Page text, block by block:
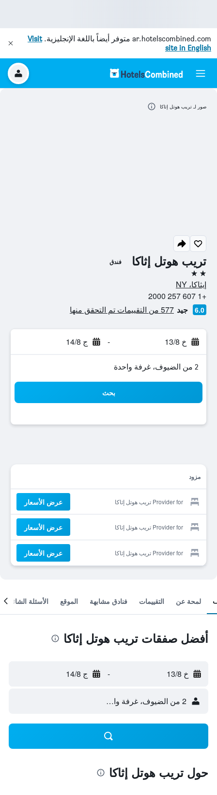
ar.hotelscombined.com متوفر أيضاً باللغة الإنجليزية.Visit
site in English
تريب هوتل إثاكا فندق
2 نجمتين
إيثاكا، NY
+1 607 257 2000
6.0 جيد 577 من التقييمات تم التحقق منها
خ 13/8 - ج 14/8
2 من الضيوف، غرفة واحدة
بحث
مزود
Provider for تريب هوتل إثاكا عرض الأسعار
Provider for تريب هوتل إثاكا عرض الأسعار
Provider for تريب هوتل إثاكا عرض الأسعار
صور لـ تريب هوتل إثاكا
لمحة عن التقييمات فنادق مشابهة الموقع الأسئلة الشائعة
أفضل صفقات تريب هوتل إثاكا
خ 13/8 - ج 14/8
2 من الضيوف، غرفة واحدة
حول تريب هوتل إثاكا